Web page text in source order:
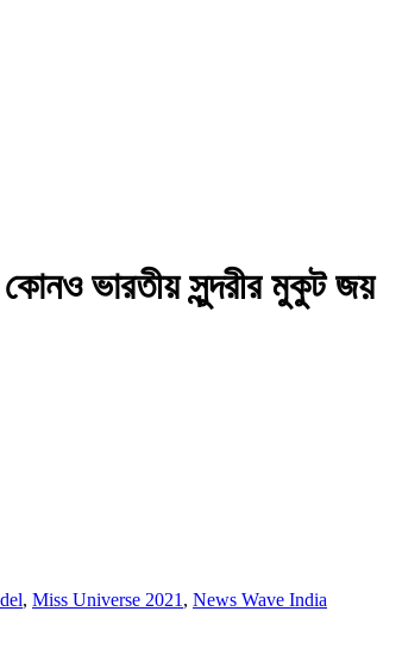
ভারতীয় সুন্দরীর মুকুট জয়
, Miss Universe 2021 , News Wave India